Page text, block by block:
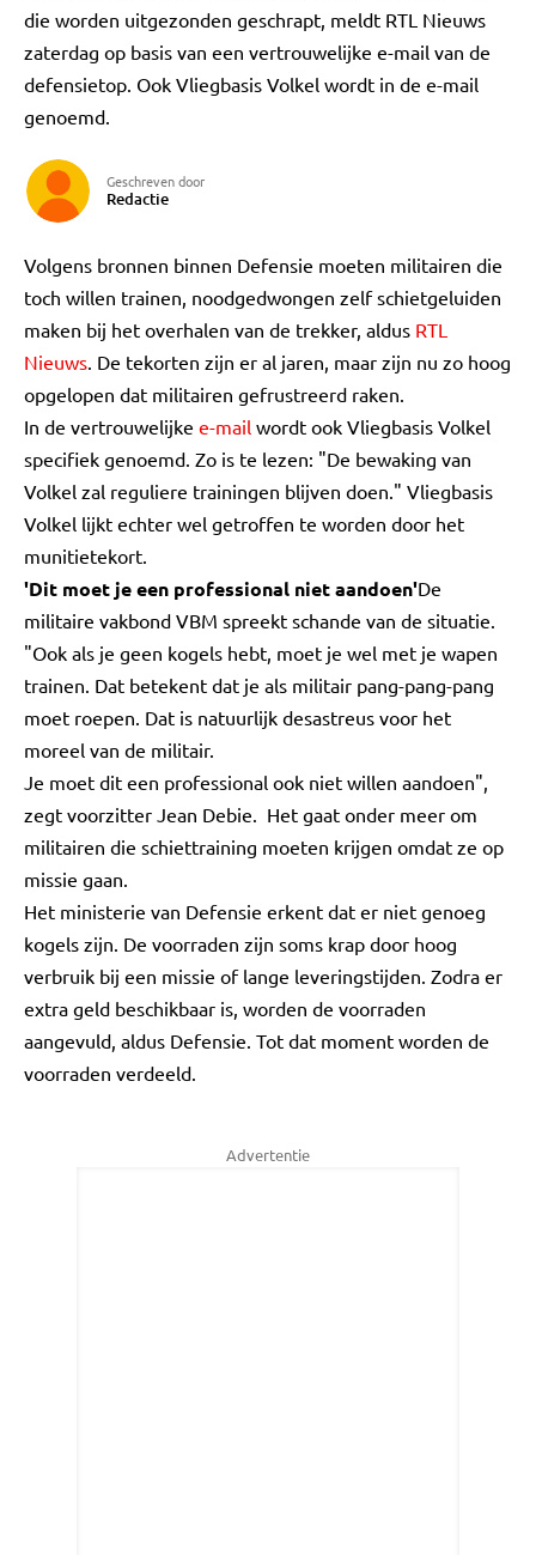
die worden uitgezonden geschrapt, meldt RTL Nieuws
zaterdag op basis van een vertrouwelijke e-mail van de
defensietop. Ook Vliegbasis Volkel wordt in de e-mail
genoemd.
Geschreven door
Redactie
Volgens bronnen binnen Defensie moeten militairen die
toch willen trainen, noodgedwongen zelf schietgeluiden
maken bij het overhalen van de trekker, aldus RTL
Nieuws. De tekorten zijn er al jaren, maar zijn nu zo hoog
opgelopen dat militairen gefrustreerd raken.
In de vertrouwelijke e-mail wordt ook Vliegbasis Volkel
specifiek genoemd. Zo is te lezen: "De bewaking van
Volkel zal reguliere trainingen blijven doen." Vliegbasis
Volkel lijkt echter wel getroffen te worden door het
munitietekort.
'Dit moet je een professional niet aandoen'De
militaire vakbond VBM spreekt schande van de situatie.
"Ook als je geen kogels hebt, moet je wel met je wapen
trainen. Dat betekent dat je als militair pang-pang-pang
moet roepen. Dat is natuurlijk desastreus voor het
moreel van de militair.
Je moet dit een professional ook niet willen aandoen",
zegt voorzitter Jean Debie. Het gaat onder meer om
militairen die schiettraining moeten krijgen omdat ze op
missie gaan.
Het ministerie van Defensie erkent dat er niet genoeg
kogels zijn. De voorraden zijn soms krap door hoog
verbruik bij een missie of lange leveringstijden. Zodra er
extra geld beschikbaar is, worden de voorraden
aangevuld, aldus Defensie. Tot dat moment worden de
voorraden verdeeld.
Advertentie